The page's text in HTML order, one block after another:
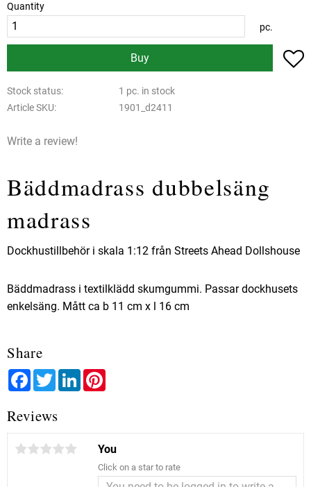
Quantity
pc.
Buy
Stock status
1 pc. in stock
Article SKU
1901_d2411
Write a review!
Bäddmadrass dubbelsäng
madrass
Dockhustillbehör i skala 1:12 från Streets Ahead Dollshouse
Bäddmadrass i textilklädd skumgummi. Passar dockhusets
enkelsäng. Mått ca b 11 cm x l 16 cm
Share
FacebookTwitterLinkedIn
Reviews
You
Click on a star to rate